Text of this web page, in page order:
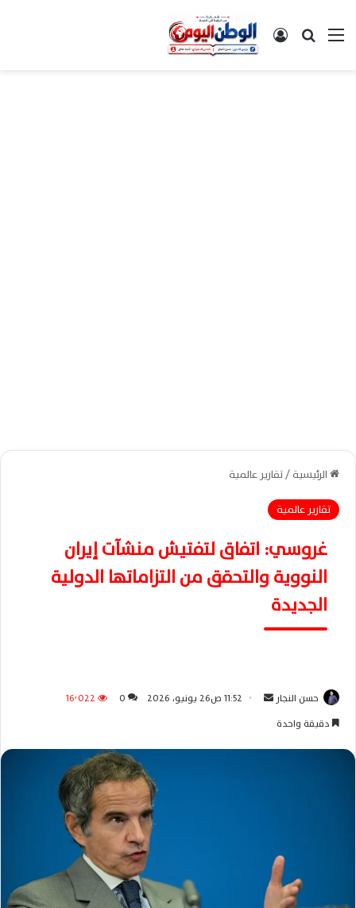
القائمةبحث عن تسجيل الدخول
الرئيسية/تقارير عالمية
تقارير عالمية
غروسي: اتفاق لتفتيش منشآت إيران
النووية والتحقق من التزاماتها الدولية
الجديدة
حسن النجار 11:52 ص26 يونيو، 2026 0
16٬022
دقيقة واحدة